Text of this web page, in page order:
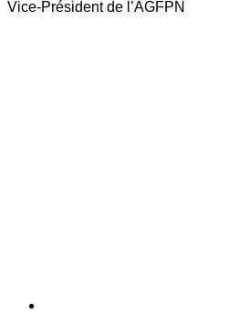
Vice-Président de l’AGFPN